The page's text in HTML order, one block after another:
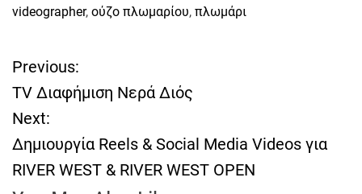
videographer, ούζο πλωμαρίου, πλωμάρι
Π
λ
ο
ή
Previous:
TV Διαφήμιση Νερά Διός
Next:
Δημιουργία Reels & Social Media Videos για
RIVER WEST & RIVER WEST OPEN